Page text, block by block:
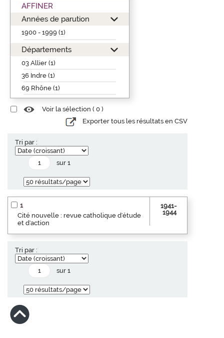
AFFINER
Années de parution
1900 - 1999 (1)
Départements
03 Allier (1)
36 Indre (1)
69 Rhône (1)
Voir la sélection ( 0 )
Exporter tous les résultats en CSV
Tri par :
sur 1
1
Cité nouvelle : revue catholique d'étude
et d'action
1941-
1944
Tri par :
sur 1